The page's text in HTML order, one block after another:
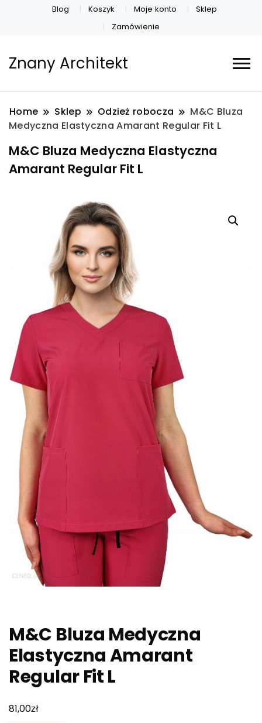
Blog Koszyk Moje konto
Sklep
Zamówienie
Znany Architekt
Home Sklep Odzież robocza
M&C Bluza
Medyczna Elastyczna Amarant Regular Fit L
M&C Bluza Medyczna Elastyczna
Amarant Regular Fit L
M&C Bluza Medyczna
Elastyczna Amarant
Regular Fit L
81,00zł